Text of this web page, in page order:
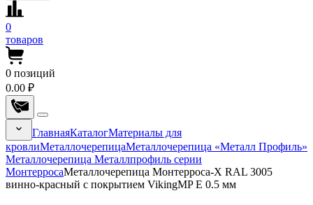
0
товаров
0 позиций
0.00 ₽
ГлавнаяКаталогМатериалы для
кровлиМеталлочерепицаМеталлочерепица «Металл Профиль»
Металлочерепица Металлпрофиль серии
МонтерросаМеталлочерепица Монтерроса-X RAL 3005
винно-красный с покрытием VikingMP E 0.5 мм